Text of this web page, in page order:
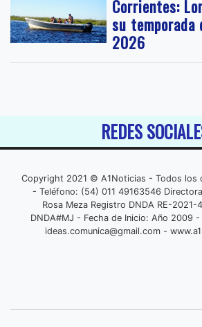
Corrientes:
su temporada
2026
REDES
Copyright 2021 © A1Noticias - Todos los
- Teléfono: (54) 011 49163546
Rosa Meza Registro DNDA RE-
DNDA#MJ - Fecha de Inicio: Año 2009
ideas.comunica@gmail.com-